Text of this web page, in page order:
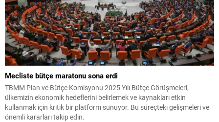
Mecliste bütçe maratonu sona erdi
TBMM Plan ve Bütçe Komisyonu 2025 Yılı Bütçe Görüşmeleri,
ülkemizin ekonomik hedeflerini belirlemek ve kaynakları etkin
kullanmak için kritik bir platform sunuyor. Bu süreçteki gelişmeleri ve
önemli kararları takip edin.